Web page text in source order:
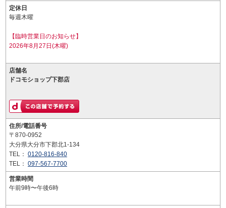
定休日
毎週木曜
【臨時営業日のお知らせ】
2026年8月27日(木曜)
店舗名
ドコモショップ下郡店
住所/電話番号
〒870-0952
大分県大分市下郡北1-134
TEL： 0120-816-840
TEL： 097-567-7700
営業時間
午前9時〜午後6時